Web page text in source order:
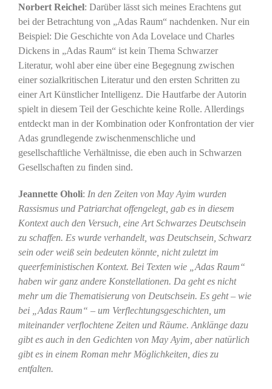
Norbert Reichel: Darüber lässt sich meines Erachtens gut
bei der Betrachtung von „Adas Raum“ nachdenken. Nur ein
Beispiel: Die Geschichte von Ada Lovelace und Charles
Dickens in „Adas Raum“ ist kein Thema Schwarzer
Literatur, wohl aber eine über eine Begegnung zwischen
einer sozialkritischen Literatur und den ersten Schritten zu
einer Art Künstlicher Intelligenz. Die Hautfarbe der Autorin
spielt in diesem Teil der Geschichte keine Rolle. Allerdings
entdeckt man in der Kombination oder Konfrontation der vier
Adas grundlegende zwischenmenschliche und
gesellschaftliche Verhältnisse, die eben auch in Schwarzen
Gesellschaften zu finden sind.
Jeannette Oholi: In den Zeiten von May Ayim wurden
Rassismus und Patriarchat offengelegt, gab es in diesem
Kontext auch den Versuch, eine Art Schwarzes Deutschsein
zu schaffen. Es wurde verhandelt, was Deutschsein, Schwarz
sein oder weiß sein bedeuten könnte, nicht zuletzt im
queerfeministischen Kontext. Bei Texten wie „Adas Raum“
haben wir ganz andere Konstellationen. Da geht es nicht
mehr um die Thematisierung von Deutschsein. Es geht – wie
bei „Adas Raum“ – um Verflechtungsgeschichten, um
miteinander verflochtene Zeiten und Räume. Anklänge dazu
gibt es auch in den Gedichten von May Ayim, aber natürlich
gibt es in einem Roman mehr Möglichkeiten, dies zu
entfalten.